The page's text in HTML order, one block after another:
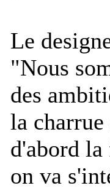
Le
"Nous
des
la
d'abord
on va